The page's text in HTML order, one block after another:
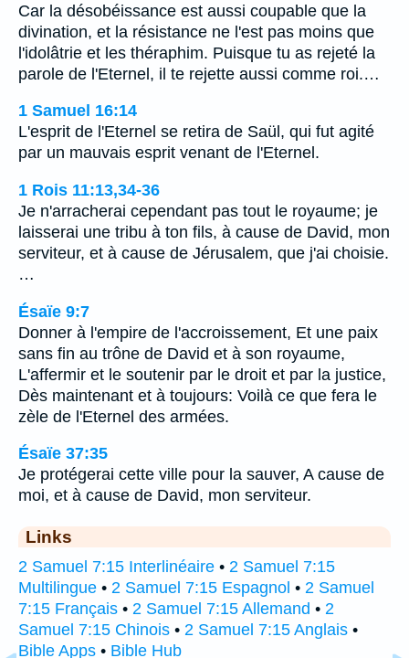
Car la désobéissance est aussi coupable que la
divination, et la résistance ne l'est pas moins que
l'idolâtrie et les théraphim. Puisque tu as rejeté la
parole de l'Eternel, il te rejette aussi comme roi.…
1 Samuel 16:14
L'esprit de l'Eternel se retira de Saül, qui fut agité
par un mauvais esprit venant de l'Eternel.
1 Rois 11:13,34-36
Je n'arracherai cependant pas tout le royaume; je
laisserai une tribu à ton fils, à cause de David, mon
serviteur, et à cause de Jérusalem, que j'ai choisie.
…
Ésaïe 9:7
Donner à l'empire de l'accroissement, Et une paix
sans fin au trône de David et à son royaume,
L'affermir et le soutenir par le droit et par la justice,
Dès maintenant et à toujours: Voilà ce que fera le
zèle de l'Eternel des armées.
Ésaïe 37:35
Je protégerai cette ville pour la sauver, A cause de
moi, et à cause de David, mon serviteur.
Links
2 Samuel 7:15 Interlinéaire • 2 Samuel 7:15
Multilingue • 2 Samuel 7:15 Espagnol • 2 Samuel
7:15 Français • 2 Samuel 7:15 Allemand • 2
Samuel 7:15 Chinois • 2 Samuel 7:15 Anglais •
Bible Apps • Bible Hub